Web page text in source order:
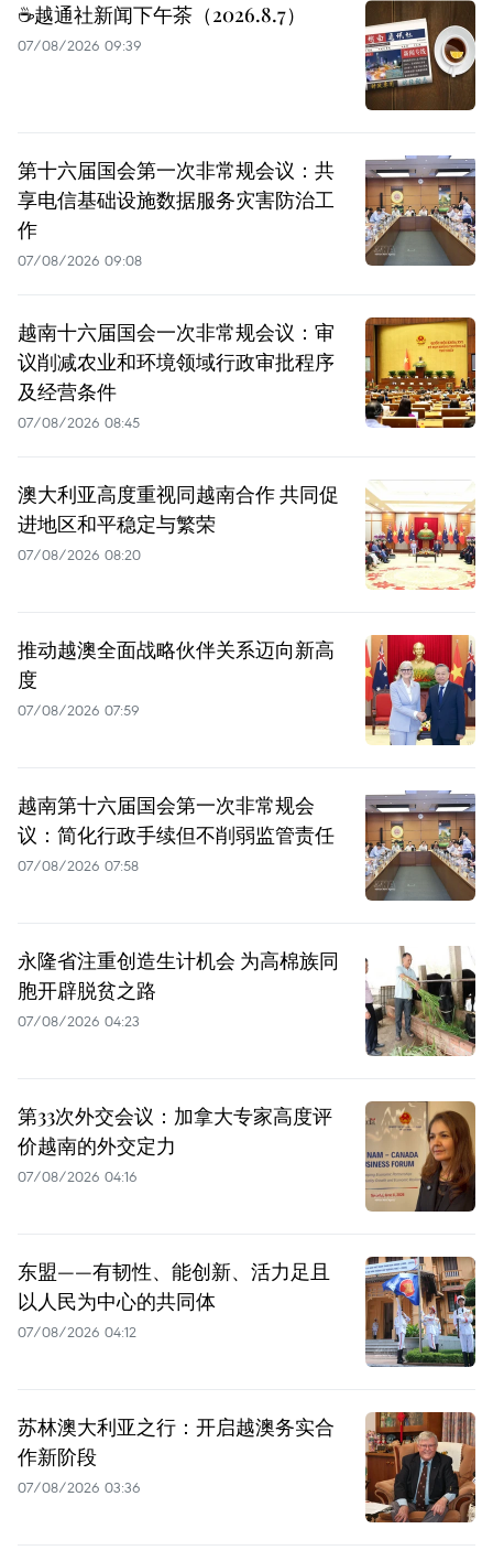
☕️越通社新闻下午茶（2026.8.7）
07/08/2026 09:39
第十六届国会第一次非常规会议：共
享电信基础设施数据服务灾害防治工
作
07/08/2026 09:08
越南十六届国会一次非常规会议：审
议削减农业和环境领域行政审批程序
及经营条件
07/08/2026 08:45
澳大利亚高度重视同越南合作 共同促
进地区和平稳定与繁荣
07/08/2026 08:20
推动越澳全面战略伙伴关系迈向新高
度
07/08/2026 07:59
越南第十六届国会第一次非常规会
议：简化行政手续但不削弱监管责任
07/08/2026 07:58
永隆省注重创造生计机会 为高棉族同
胞开辟脱贫之路
07/08/2026 04:23
第33次外交会议：加拿大专家高度评
价越南的外交定力
07/08/2026 04:16
东盟——有韧性、能创新、活力足且
以人民为中心的共同体
07/08/2026 04:12
苏林澳大利亚之行：开启越澳务实合
作新阶段
07/08/2026 03:36